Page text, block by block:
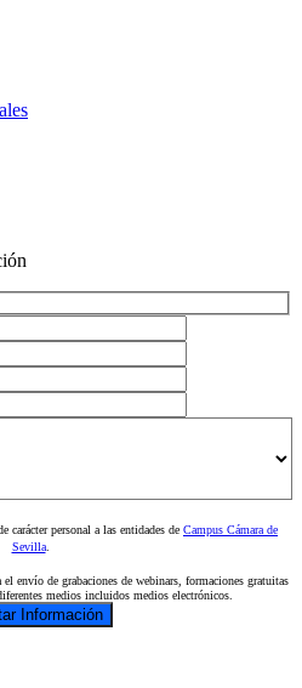
carácter personal a las entidades de Campus Cámara de
Sevilla.
envío de grabaciones de webinars, formaciones gratuitas
medios incluidos medios electrónicos.